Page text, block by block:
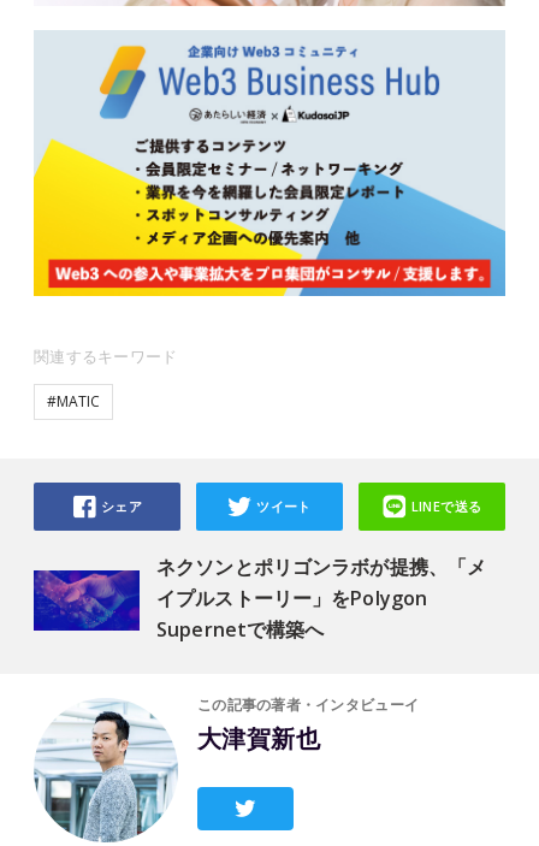
関連するキーワード
#MATIC
ネクソンとポリゴンラボが提携、「メ
イプルストーリー」をPolygon
Supernetで構築へ
シェア ツイート LINEで送る
この記事の著者・インタビューイ
大津賀新也